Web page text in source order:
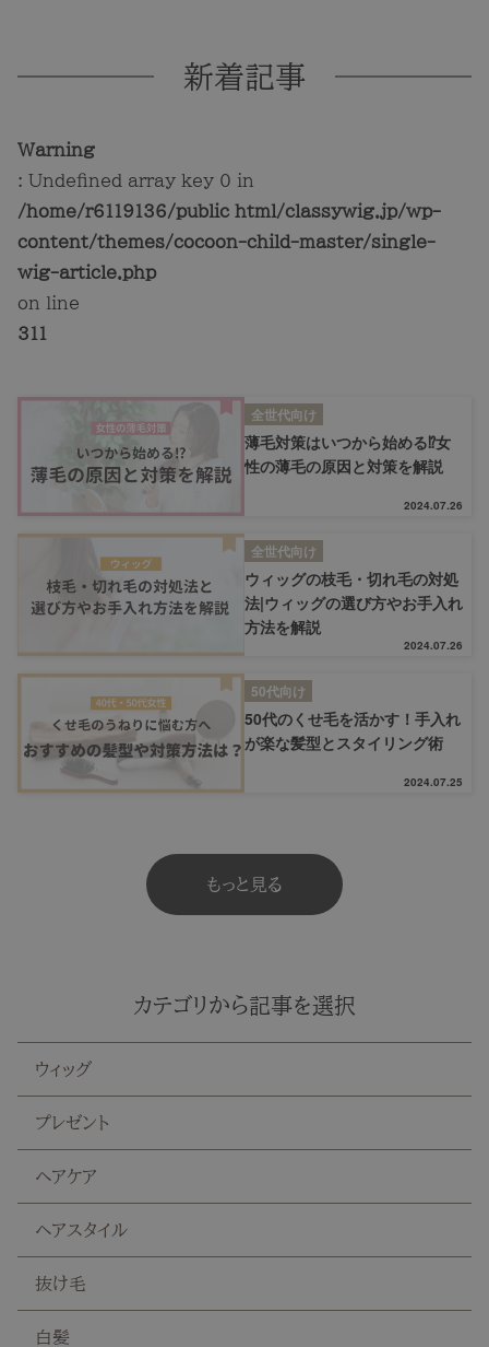
新着記事
Warning
: Undefined array key 0 in
/home/r6119136/public_html/classywig.jp/wp-
content/themes/cocoon-child-master/single-
wig-article.php
on line
311
全世代向け
薄毛対策はいつから始める⁉女
性の薄毛の原因と対策を解説
2024.07.26
全世代向け
ウィッグの枝毛・切れ毛の対処
法|ウィッグの選び方やお手入れ
方法を解説
2024.07.26
50代向け
50代のくせ毛を活かす！手入れ
が楽な髪型とスタイリング術
2024.07.25
もっと見る
カテゴリから記事を選択
ウィッグ
プレゼント
ヘアケア
ヘアスタイル
抜け毛
白髪